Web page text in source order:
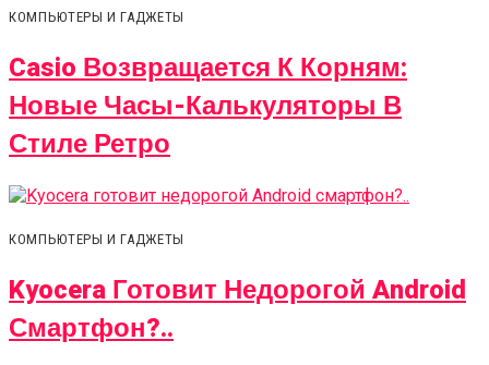
КОМПЬЮТЕРЫ И ГАДЖЕТЫ
Casio Возвращается К Корням:
Новые Часы-Калькуляторы В
Стиле Ретро
КОМПЬЮТЕРЫ И ГАДЖЕТЫ
Kyocera Готовит Недорогой Android
Смартфон?..